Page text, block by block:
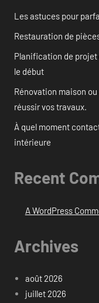
Les astuces pour
Restauration de
Planification de
le début
Rénovation maison
réussir vos travaux.
À quel moment
intérieure
Recent
A WordPress
Archives
août 2026
juillet 2026